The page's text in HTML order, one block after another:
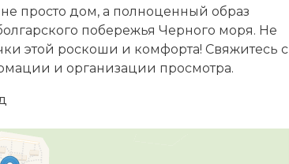
просто дом, а полноценный образ
побережья Черного моря. Не
этой роскоши и комфорта! Свяжитесь с
и организации просмотра.